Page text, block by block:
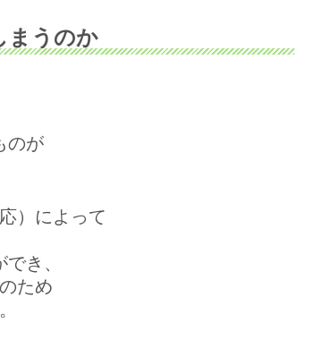
まうのか
のが
）によって
き、
ため